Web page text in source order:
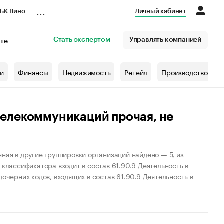
Вино Личный кабинет
Стать экспертом Управлять компанией
Финансы Недвижимость Ретейл Производство
прочая, не
в другие группировки организаций найдено — 5, из
входит в состав 61.90.9 Деятельность в
кодов, входящих в состав 61.90.9 Деятельность в